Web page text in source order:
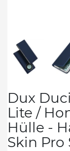
Dux
Lite /
Hülle -
Skin Pro